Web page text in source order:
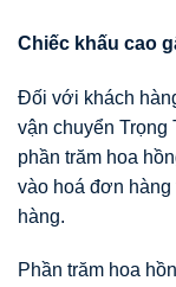
Chiếc khấu cao
Đối với khách
vận chuyển
phần trăm hoa
vào hoá đơn
hàng.
Phần trăm hoa